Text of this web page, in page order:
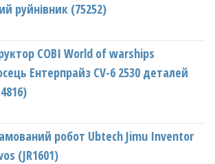
руйнівник (75252)
COBI World of warships
Ентерпрайз CV-6 2530 деталей
робот Ubtech Jimu Inventor
(JR1601)